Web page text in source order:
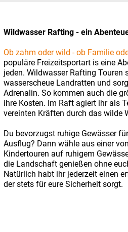
Wildwasser Rafting - ein
Ob zahm oder wild - ob Familie
populäre Freizeitsportart is eine
jeden. Wildwasser Rafting Touren
wasserscheue Landratten und
Adrenalin. So kommen auch die
ihre Kosten. Im Raft agiert ihr als
vereinten Kräften durch das wilde
Du bevorzugst ruhige Gewässer
Ausflug? Dann wähle aus einer
Kindertouren auf ruhigem
die Landschaft genießen ohne
Natürlich habt ihr jederzeit einen
der stets für eure Sicherheit sorgt.